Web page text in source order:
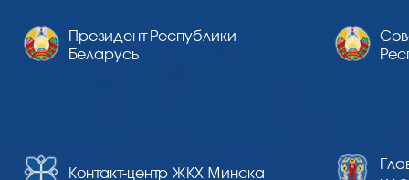
Президент Республики
Беларусь
Контакт-центр ЖКХ Минска